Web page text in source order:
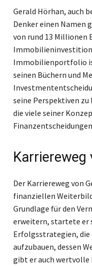
Gerald Hörhan, auch
Denker einen Namen
von rund 13 Millionen
Immobilienportfolio
seinen Büchern und
seine Perspektiven
die viele seiner
Karriereweg
Der Karriereweg von
finanziellen
Grundlage für den
erweitern, startete er
Erfolgsstrategien,
aufzubauen, dessen
gibt er auch wertvolle